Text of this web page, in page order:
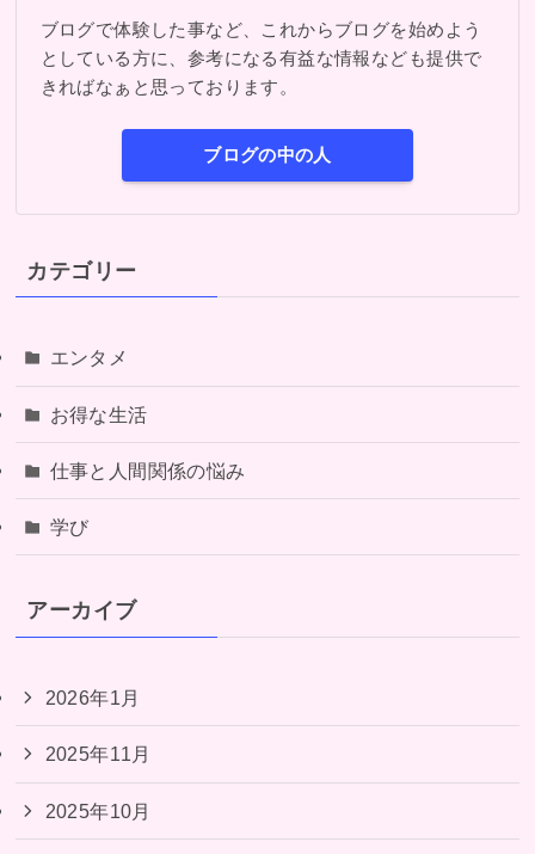
ブログで体験した事など、これからブログを始めよう
としている方に、参考になる有益な情報なども提供で
きればなぁと思っております。
ブログの中の人
カテゴリー
エンタメ
お得な生活
仕事と人間関係の悩み
学び
アーカイブ
2026年1月
2025年11月
2025年10月